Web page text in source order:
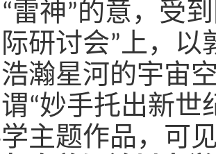
“雷神” 的意 ，受
研讨会”上，
瀚星河的宇宙
“妙手托出新
主题作品，可